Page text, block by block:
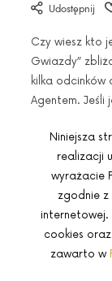
Udostępnij
Czy wiesz kto
Gwiazdy”
kilka odcinków
Agentem. Jeśli
Niniejsza
realizacji
wyrażacie
zgodnie z
internetowej.
cookies
zawarto w